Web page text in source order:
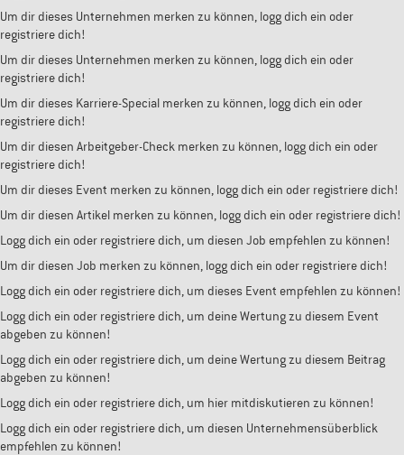
Um dir dieses Unternehmen merken zu können, logg dich ein oder
registriere dich!
Um dir dieses Unternehmen merken zu können, logg dich ein oder
registriere dich!
Um dir dieses Karriere-Special merken zu können, logg dich ein oder
registriere dich!
Um dir diesen Arbeitgeber-Check merken zu können, logg dich ein oder
registriere dich!
Um dir dieses Event merken zu können, logg dich ein oder registriere dich!
Um dir diesen Artikel merken zu können, logg dich ein oder registriere dich!
Logg dich ein oder registriere dich, um diesen Job empfehlen zu können!
Um dir diesen Job merken zu können, logg dich ein oder registriere dich!
Logg dich ein oder registriere dich, um dieses Event empfehlen zu können!
Logg dich ein oder registriere dich, um deine Wertung zu diesem Event
abgeben zu können!
Logg dich ein oder registriere dich, um deine Wertung zu diesem Beitrag
abgeben zu können!
Logg dich ein oder registriere dich, um hier mitdiskutieren zu können!
Logg dich ein oder registriere dich, um diesen Unternehmensüberblick
empfehlen zu können!